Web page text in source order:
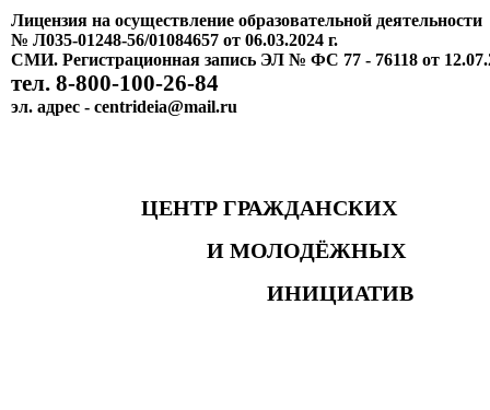
Лицензия на осуществление образовательной деятельности
№ Л035-01248-56/01084657 от 06.03.2024 г.
СМИ. Регистрационная запись ЭЛ № ФС 77 - 76118 от
тел. 8-800-100-26-84
эл. адрес - centrideia@mail.ru
ЦЕНТР ГРАЖДАНСКИХ
И МОЛОДЁЖНЫХ
ИНИЦИАТИВ